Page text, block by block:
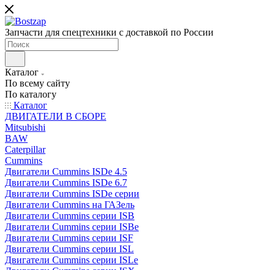
Запчасти для спецтехники с доставкой по России
Каталог
По всему сайту
По каталогу
Каталог
ДВИГАТЕЛИ В СБОРЕ
Mitsubishi
BAW
Caterpillar
Cummins
Двигатели Cummins ISDe 4.5
Двигатели Cummins ISDe 6.7
Двигатели Cummins ISDe серии
Двигатели Cummins на ГАЗель
Двигатели Cummins серии ISB
Двигатели Cummins серии ISBe
Двигатели Cummins серии ISF
Двигатели Cummins серии ISL
Двигатели Cummins серии ISLe